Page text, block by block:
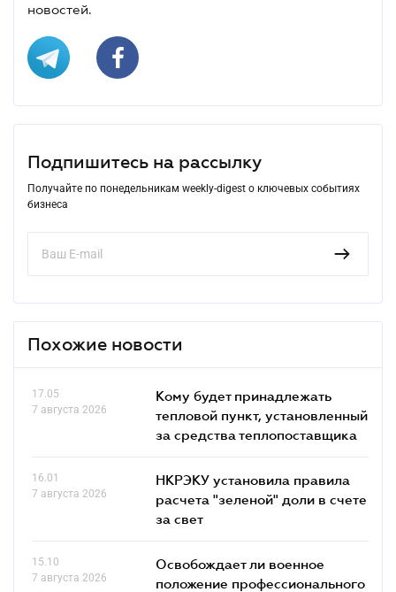
новостей.
Подпишитесь на рассылку
Получайте по понедельникам weekly-digest о ключевых событиях
бизнеса
Похожие новости
17.05
7 августа 2026
Кому будет принадлежать
тепловой пункт, установленный
за средства теплопоставщика
16.01
7 августа 2026
НКРЭКУ установила правила
расчета "зеленой" доли в счете
за свет
15.10
7 августа 2026
Освобождает ли военное
положение профессионального